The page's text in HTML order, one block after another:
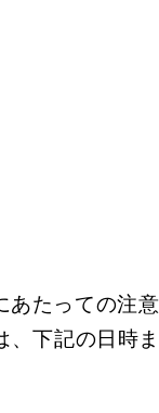
たっての注
下記の日時